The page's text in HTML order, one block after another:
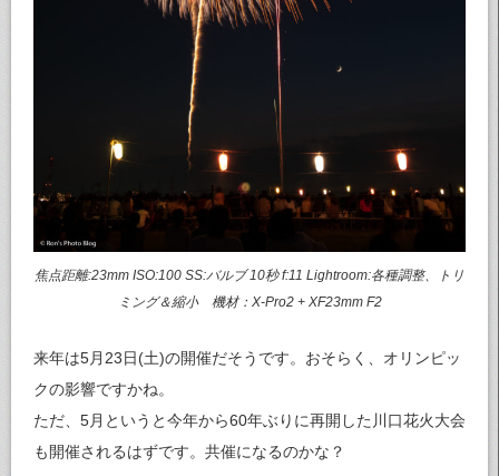
焦点距離:23mm ISO:100 SS:バルブ 10秒 f:11 Lightroom:各種調整、トリ
ミング＆縮小 機材：X-Pro2 + XF23mm F2
来年は5月23日(土)の開催だそうです。おそらく、オリンピッ
クの影響ですかね。
ただ、5月というと今年から60年ぶりに再開した川口花火大会
も開催されるはずです。共催になるのかな？